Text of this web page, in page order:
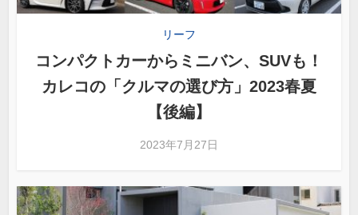
リーフ
コンパクトカーからミニバン、SUVも！
カレコの「クルマの選び方」2023春夏
【後編】
2023年7月27日